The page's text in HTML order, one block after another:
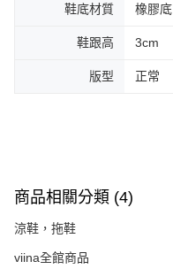
鞋底材質 橡膠底
鞋跟高 3cm
版型 正常
商品相關分類 (4)
涼鞋，拖鞋
viina全館商品